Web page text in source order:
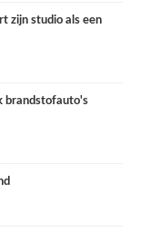
zijn studio als een
brandstofauto's